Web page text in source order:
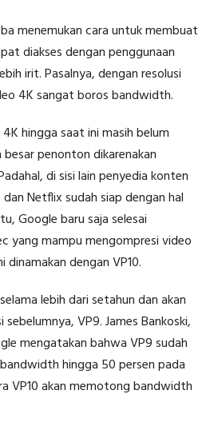
menemukan cara untuk membuat
diakses dengan penggunaan
irit. Pasalnya, dengan resolusi
4K sangat boros bandwidth.
hingga saat ini masih belum
penonton dikarenakan
di sisi lain penyedia konten
Netflix sudah siap dengan hal
Google baru saja selesai
yang mampu mengompresi video
dinamakan dengan VP10.
lebih dari setahun dan akan
VP9. James Bankoski,
mengatakan bahwa VP9 sudah
hingga 50 persen pada
VP10 akan memotong bandwidth